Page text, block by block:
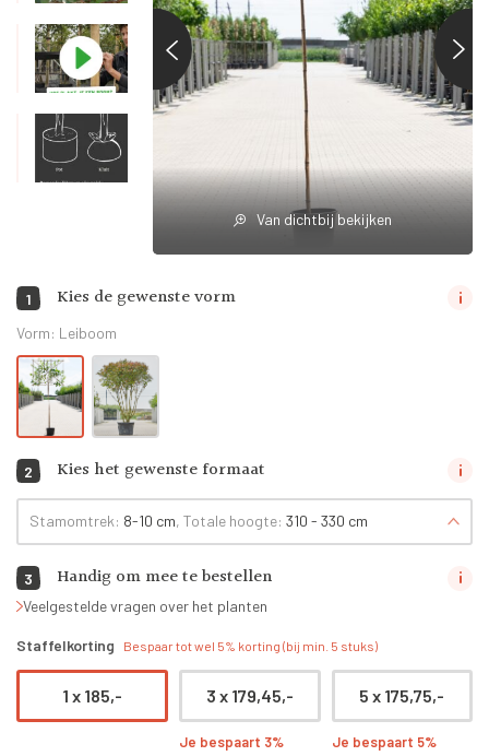
Van dichtbij bekijken
1 Kies de gewenste vorm
Vorm: Leiboom
2 Kies het gewenste formaat
Stamomtrek: 8-10 cm, Totale hoogte: 310 - 330 cm
3 Handig om mee te bestellen
Veelgestelde vragen over het planten
Staffelkorting Bespaar tot wel 5% korting (bij min. 5 stuks)
1 x 185,- 3 x 179,45,-
Je bespaart 3%
5 x 175,75,-
Je bespaart 5%